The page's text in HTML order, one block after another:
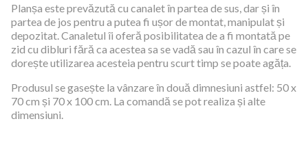
Planșa este prevăzută cu canalet în partea de sus, dar și în
partea de jos pentru a putea fi ușor de montat, manipulat și
depozitat. Canaletul îi oferă posibilitatea de a fi montată pe
zid cu dibluri fără ca acestea sa se vadă sau în cazul în care se
dorește utilizarea acesteia pentru scurt timp se poate agăța.
Produsul se gasește la vânzare în două dimnesiuni astfel: 50 x
70 cm și 70 x 100 cm. La comandă se pot realiza și alte
dimensiuni.